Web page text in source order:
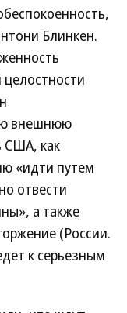
Блинкен.
целостности
внешнюю
США, как
«идти путем
отвести
а также
(России.
к серьезным